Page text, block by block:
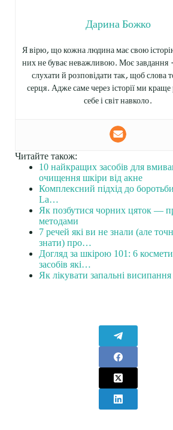
Дарина Божко
Я вірю, що кожна людина має свою
них не буває неважливою. Моє завдання
слухати й розповідати так, щоб слова
серця. Адже саме через історії ми
себе і світ навколо.
Читайте також:
10 найкращих засобів для
очищення шкіри від акне
Комплексний підхід до
La…
Як позбутися чорних цяток —
методами
7 речей які ви не знали (але
знати) про…
Догляд за шкірою 101: 6
засобів які…
Як лікувати запальні висипання